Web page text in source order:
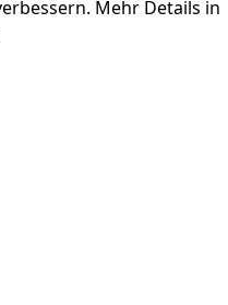
Mehr Details in